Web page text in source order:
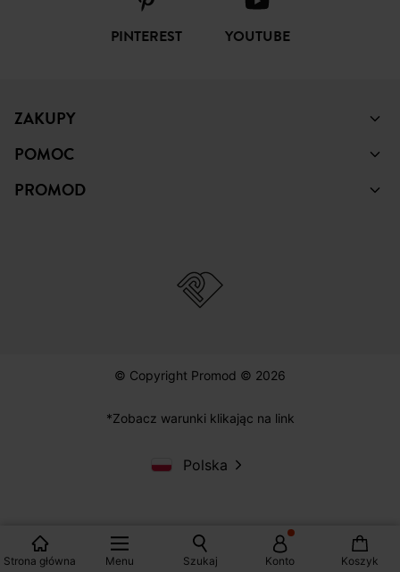
Strona główna Menu Szukaj Konto Koszyk
PINTEREST YOUTUBE
ZAKUPY
POMOC
PROMOD
© Copyright Promod © 2026
*Zobacz warunki klikając na link
Polska